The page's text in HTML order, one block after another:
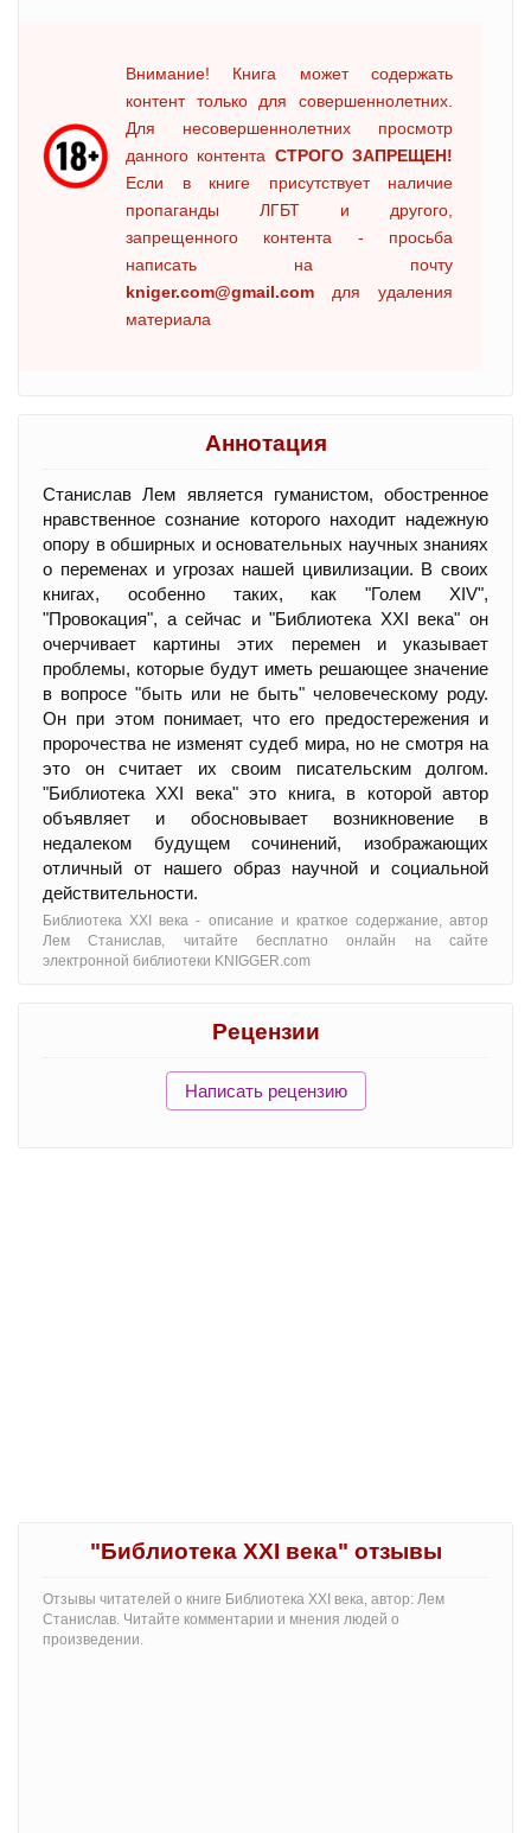
Внимание! Книга может содержать
контент только для совершеннолетних.
Для несовершеннолетних просмотр
данного контента СТРОГО ЗАПРЕЩЕН!
Если в книге присутствует наличие
пропаганды ЛГБТ и другого,
запрещенного контента - просьба
написать на почту
kniger.com@gmail.com для удаления
материала
Аннотация
Станислав Лем является гуманистом, обостренное
нравственное сознание которого находит надежную
опору в обширных и основательных научных знаниях
о переменах и угрозах нашей цивилизации. В своих
книгах, особенно таких, как "Голем XIV",
"Провокация", а сейчас и "Библиотека XXI века" он
очерчивает картины этих перемен и указывает
проблемы, которые будут иметь решающее значение
в вопросе "быть или не быть" человеческому роду.
Он при этом понимает, что его предостережения и
пророчества не изменят судеб мира, но не смотря на
это он считает их своим писательским долгом.
"Библиотека XXI века" это книга, в которой автор
объявляет и обосновывает возникновение в
недалеком будущем сочинений, изображающих
отличный от нашего образ научной и социальной
действительности.
Библиотека XXI века - oписание и краткое содержание, автор
Лем Станислав, читайте бесплатно онлайн на сайте
электронной библиотеки KNIGGER.com
Рецензии
Написать рецензию
"Библиотека XXI века" отзывы
Отзывы читателей о книге Библиотека XXI века, автор: Лем
Станислав. Читайте комментарии и мнения людей о
произведении.